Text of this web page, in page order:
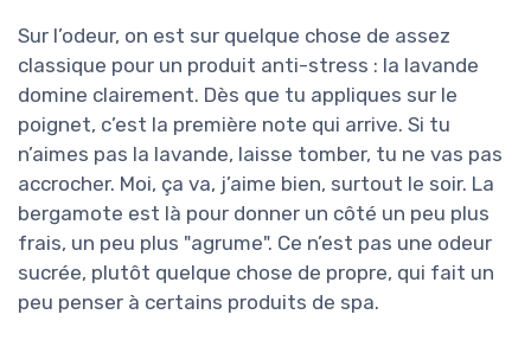
Sur l’odeur, on est sur quelque chose de assez
classique pour un produit anti-stress : la lavande
domine clairement. Dès que tu appliques sur le
poignet, c’est la première note qui arrive. Si tu
n’aimes pas la lavande, laisse tomber, tu ne vas pas
accrocher. Moi, ça va, j’aime bien, surtout le soir. La
bergamote est là pour donner un côté un peu plus
frais, un peu plus "agrume". Ce n’est pas une odeur
sucrée, plutôt quelque chose de propre, qui fait un
peu penser à certains produits de spa.